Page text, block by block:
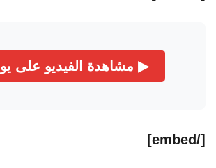
▶ مشاهدة الفيديو على
[/embed]